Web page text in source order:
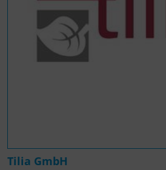
Tilia GmbH